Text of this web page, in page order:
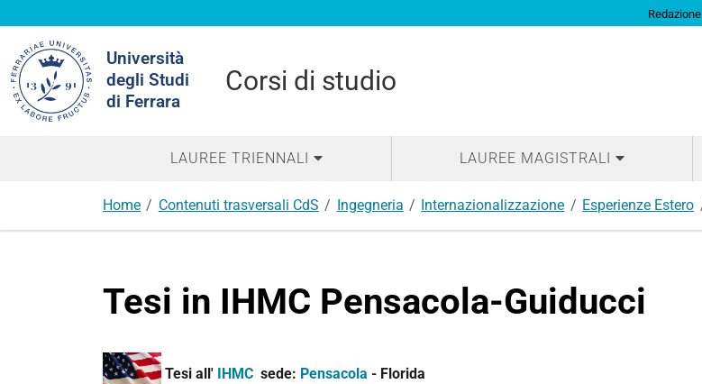
Redazione
Università
degli Studi
di Ferrara
Corsi di studio
nel
sito
LAUREE TRIENNALI LAUREE MAGISTRALI
Home Contenuti trasversali CdS Ingegneria Internazionalizzazione Esperienze Estero
Tesi in IHMC Pensacola-Guiducci
Tesi all' IHMC sede: Pensacola - Florida